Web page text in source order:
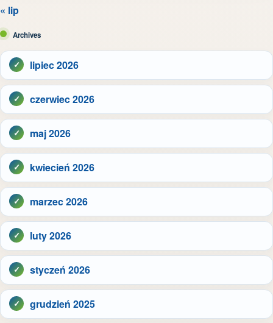
« lip
Archives
lipiec 2026
czerwiec 2026
maj 2026
kwiecień 2026
marzec 2026
luty 2026
styczeń 2026
grudzień 2025